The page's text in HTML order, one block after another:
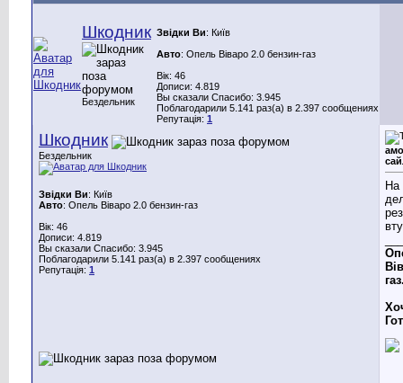
Шкодник
Бездельник
Звідки Ви: Київ
Авто: Опель Віваро 2.0 бензин-газ
Вік: 46
Дописи: 4.819
Вы сказали Спасибо: 3.945
Поблагодарили 5.141 раз(а) в 2.397 сообщениях
Репутація: 1
Шкодник
Бездельник
Звідки Ви: Київ
Авто: Опель Віваро 2.0 бензин-газ
Вік: 46
Дописи: 4.819
Вы сказали Спасибо: 3.945
Поблагодарили 5.141 раз(а) в 2.397 сообщениях
Репутація: 1
На